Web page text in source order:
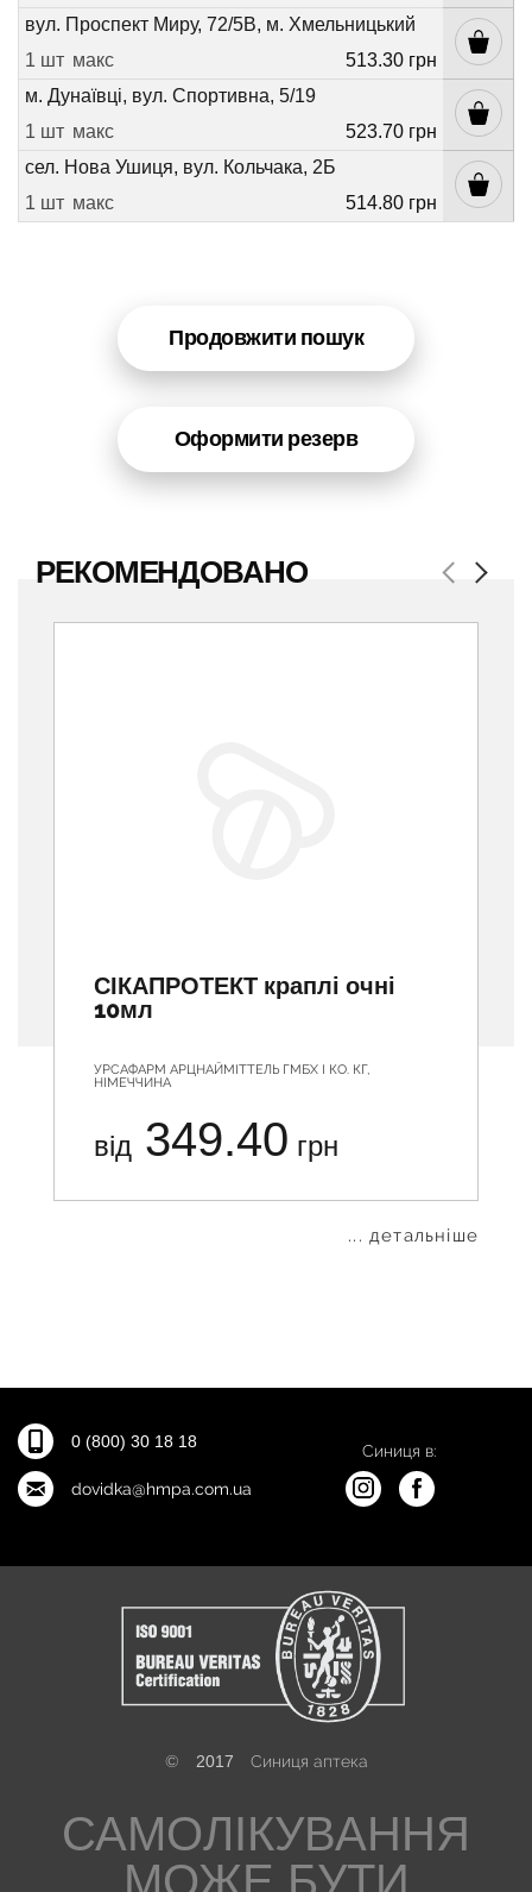
вул. Проспект Миру, 72/5В, м. Хмельницький
1 шт макс
513.30 грн
м. Дунаївці, вул. Спортивна, 5/19
1 шт макс
523.70 грн
сел. Нова Ушиця, вул. Кольчака, 2Б
1 шт макс 514.80 грн
Продовжити пошук
Оформити резерв
РЕКОМЕНДОВАНО Previous
СІКАПРОТЕКТ краплі очні
10мл
УРСАФАРМ АРЦНАЙМІТТЕЛЬ ГМБХ І КО. КГ,
НІМЕЧЧИНА
від 349.40 грн
... детальніше
Next
0 (800) 30 18 18
dovidka@hmpa.com.ua
Синиця в:
© 2017 Синиця аптека
САМОЛІКУВАННЯ
МОЖЕ БУТИ